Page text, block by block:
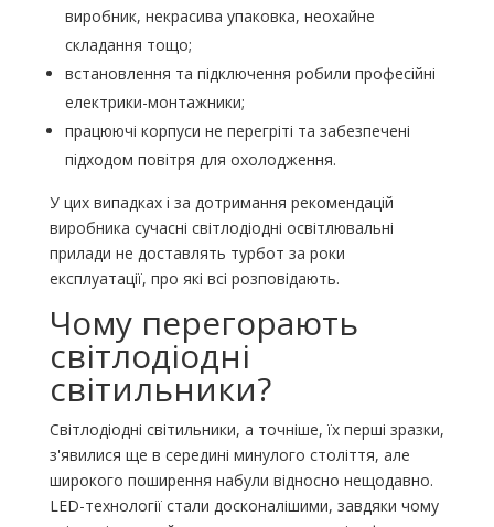
виробник, некрасива упаковка, неохайне
складання тощо;
встановлення та підключення робили професійні
електрики-монтажники;
працюючі корпуси не перегріті та забезпечені
підходом повітря для охолодження.
У цих випадках і за дотримання рекомендацій
виробника сучасні світлодіодні освітлювальні
прилади не доставлять турбот за роки
експлуатації, про які всі розповідають.
Чому перегорають
світлодіодні
світильники?
Світлодіодні світильники, а точніше, їх перші зразки,
з'явилися ще в середині минулого століття, але
широкого поширення набули відносно нещодавно.
LED-технології стали досконалішими, завдяки чому